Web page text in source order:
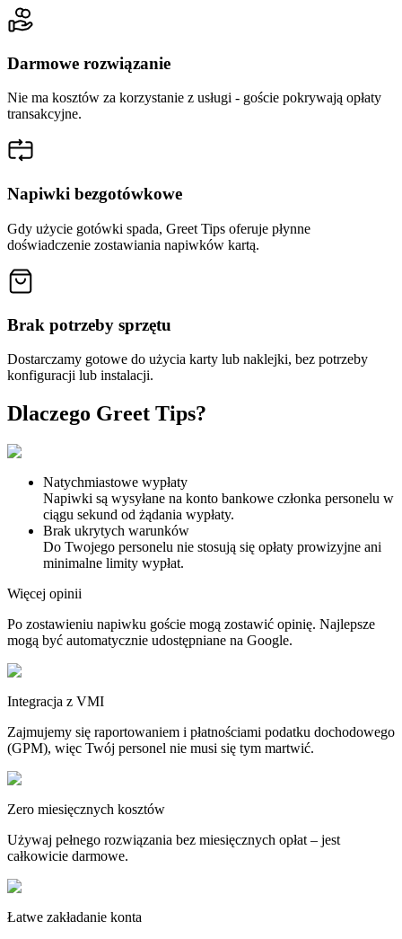
Darmowe rozwiązanie
Nie ma kosztów za korzystanie z usługi - goście pokrywają opłaty
transakcyjne.
Napiwki bezgotówkowe
Gdy użycie gotówki spada, Greet Tips oferuje płynne
doświadczenie zostawiania napiwków kartą.
Brak potrzeby sprzętu
Dostarczamy gotowe do użycia karty lub naklejki, bez potrzeby
konfiguracji lub instalacji.
Dlaczego Greet Tips?
Natychmiastowe wypłaty
Napiwki są wysyłane na konto bankowe członka personelu w
ciągu sekund od żądania wypłaty.
Brak ukrytych warunków
Do Twojego personelu nie stosują się opłaty prowizyjne ani
minimalne limity wypłat.
Więcej opinii
Po zostawieniu napiwku goście mogą zostawić opinię. Najlepsze
mogą być automatycznie udostępniane na Google.
Integracja z VMI
Zajmujemy się raportowaniem i płatnościami podatku dochodowego
(GPM), więc Twój personel nie musi się tym martwić.
Zero miesięcznych kosztów
Używaj pełnego rozwiązania bez miesięcznych opłat – jest
całkowicie darmowe.
Łatwe zakładanie konta